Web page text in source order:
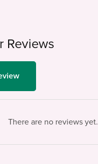
Reviews
There are no reviews yet.